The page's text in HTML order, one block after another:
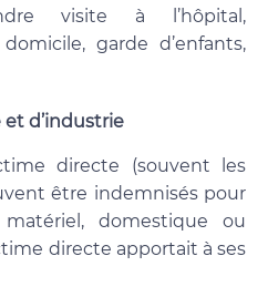
visite à l’hôpital,
garde d’enfants,
et d’industrie
directe (souvent les
être indemnisés pour
domestique ou
directe apportait à ses